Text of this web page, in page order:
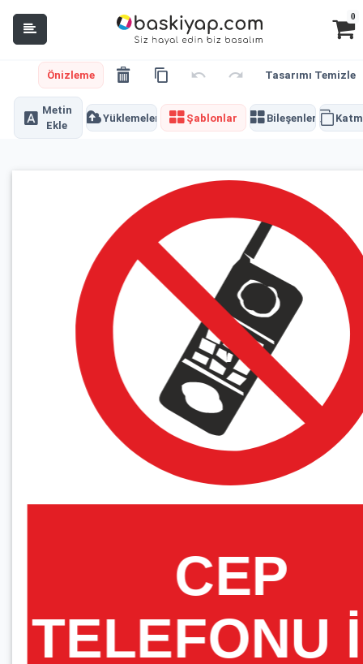
0
Önizleme Tasarımı Temizle
Metin
Ekle
Yüklemeler Şablonlar Bileşenler